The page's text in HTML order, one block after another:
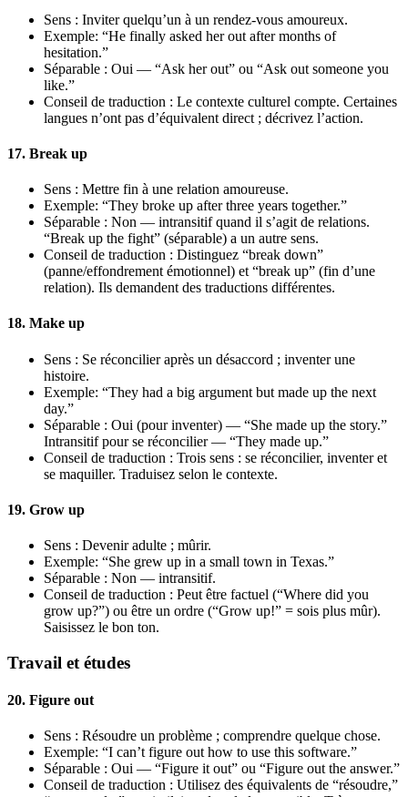
Sens : Inviter quelqu’un à un rendez-vous amoureux.
Exemple: “He finally asked her out after months of
hesitation.”
Séparable : Oui — “Ask her out” ou “Ask out someone you
like.”
Conseil de traduction : Le contexte culturel compte. Certaines
langues n’ont pas d’équivalent direct ; décrivez l’action.
17. Break up
Sens : Mettre fin à une relation amoureuse.
Exemple: “They broke up after three years together.”
Séparable : Non — intransitif quand il s’agit de relations.
“Break up the fight” (séparable) a un autre sens.
Conseil de traduction : Distinguez “break down”
(panne/effondrement émotionnel) et “break up” (fin d’une
relation). Ils demandent des traductions différentes.
18. Make up
Sens : Se réconcilier après un désaccord ; inventer une
histoire.
Exemple: “They had a big argument but made up the next
day.”
Séparable : Oui (pour inventer) — “She made up the story.”
Intransitif pour se réconcilier — “They made up.”
Conseil de traduction : Trois sens : se réconcilier, inventer et
se maquiller. Traduisez selon le contexte.
19. Grow up
Sens : Devenir adulte ; mûrir.
Exemple: “She grew up in a small town in Texas.”
Séparable : Non — intransitif.
Conseil de traduction : Peut être factuel (“Where did you
grow up?”) ou être un ordre (“Grow up!” = sois plus mûr).
Saisissez le bon ton.
Travail et études
20. Figure out
Sens : Résoudre un problème ; comprendre quelque chose.
Exemple: “I can’t figure out how to use this software.”
Séparable : Oui — “Figure it out” ou “Figure out the answer.”
Conseil de traduction : Utilisez des équivalents de “résoudre,”